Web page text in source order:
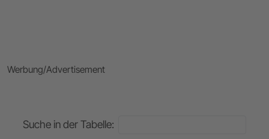
Werbung/Advertisement
Suche in der Tabelle: